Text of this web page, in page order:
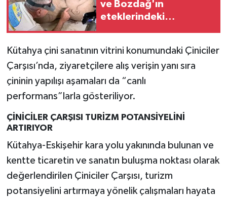
ve Bozdağ'ın
eteklerindeki
Kütahya çini sanatının vitrini konumundaki Çiniciler
Çarşısı’nda, ziyaretçilere alış verişin yanı sıra
çininin yapılışı aşamaları da “canlı
performans”larla gösteriliyor.
ÇİNİCİLER ÇARŞISI TURİZM POTANSİYELİNİ
ARTIRIYOR
Kütahya-Eskişehir kara yolu yakınında bulunan ve
kentte ticaretin ve sanatın buluşma noktası olarak
değerlendirilen Çiniciler Çarşısı, turizm
potansiyelini artırmaya yönelik çalışmaları hayata